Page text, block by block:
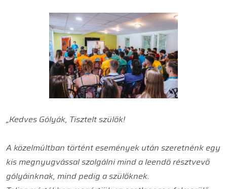
„Kedves Gólyák, Tisztelt szülők!
A közelmúltban történt események után szeretnénk egy
kis megnyugvással szolgálni mind a leendő résztvevő
gólyáinknak, mind pedig a szülőknek.